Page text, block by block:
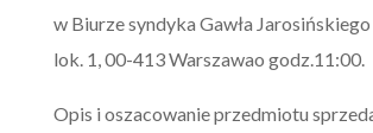
w Biurze syndyka Gawła Jarosińskiego
lok. 1, 00-413 Warszawao godz.11:00.
Opis i oszacowanie przedmiotu